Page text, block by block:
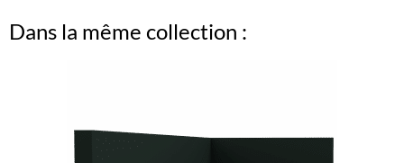
Dans la même collection :